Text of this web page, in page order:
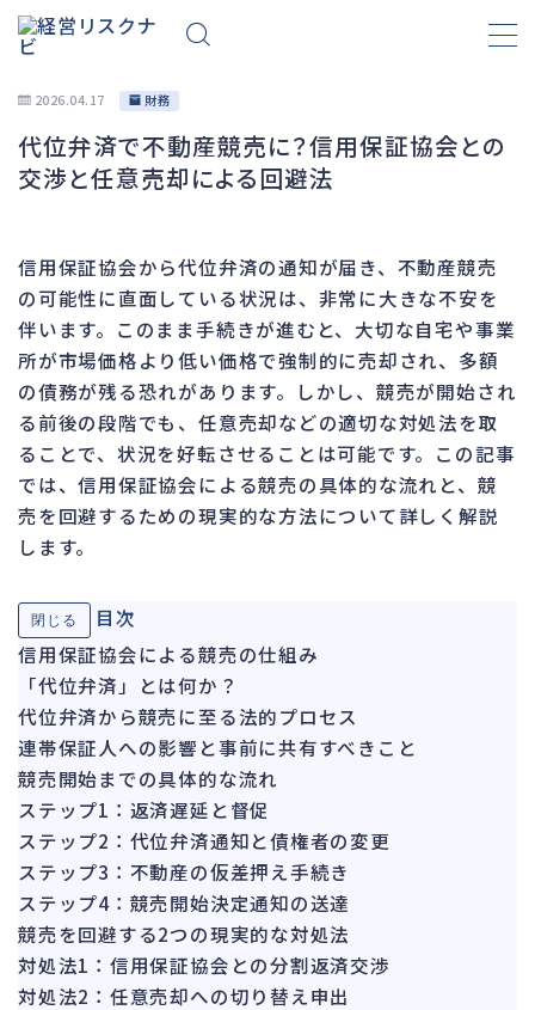
財務 663
資金繰り 192
資産売却 193
法務
差押・強制執行 227
法令違反・行政処分 316
訴訟・不正 283
損害賠償・知的財産 273
経営 157
再建準備
人事労務 564
人件費
労災・ハラスメント 145
解雇・退職 133
事業運営
品質・リコール 49
情報漏洩・サイバー 256
事業再編 69
2026.04.17 財務
代位弁済で不動産競売に？信用保証協会との
交渉と任意売却による回避法
信用保証協会から代位弁済の通知が届き、不動産競売
の可能性に直面している状況は、非常に大きな不安を
伴います。このまま手続きが進むと、大切な自宅や事業
所が市場価格より低い価格で強制的に売却され、多額
の債務が残る恐れがあります。しかし、競売が開始され
る前後の段階でも、任意売却などの適切な対処法を取
ることで、状況を好転させることは可能です。この記事
では、信用保証協会による競売の具体的な流れと、競
売を回避するための現実的な方法について詳しく解説
します。
閉じる
目次
信用保証協会による競売の仕組み
「代位弁済」とは何か？
代位弁済から競売に至る法的プロセス
連帯保証人への影響と事前に共有すべきこと
競売開始までの具体的な流れ
ステップ1：返済遅延と督促
ステップ2：代位弁済通知と債権者の変更
ステップ3：不動産の仮差押え手続き
ステップ4：競売開始決定通知の送達
競売を回避する2つの現実的な対処法
対処法1：信用保証協会との分割返済交渉
対処法2：任意売却への切り替え申出